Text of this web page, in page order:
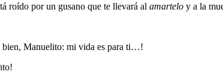
roído por un gusano que te llevará al amartelo y a la
Manuelito: mi vida es para ti…!